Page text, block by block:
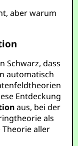
aber warum
Schwarz, dass
automatisch
Entdeckung
aus, bei der
als
aller